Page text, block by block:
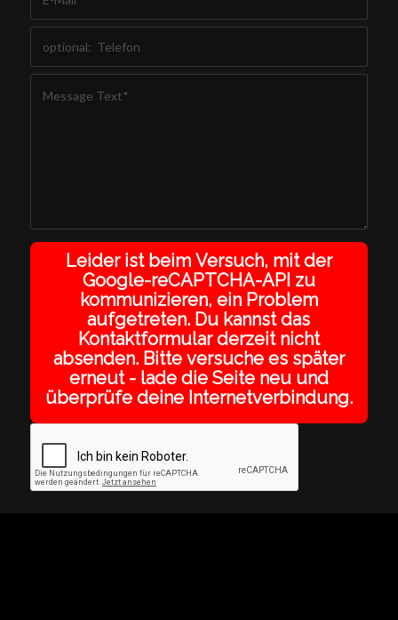
Leider ist beim Versuch, mit der
Google-reCAPTCHA-API zu
kommunizieren, ein Problem
aufgetreten. Du kannst das
Kontaktformular derzeit nicht
absenden. Bitte versuche es später
erneut - lade die Seite neu und
überprüfe deine Internetverbindung.